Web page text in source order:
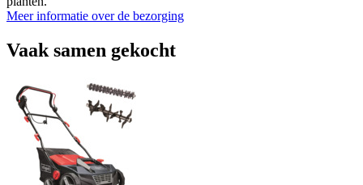
Meer informatie over de bezorging
Vaak samen gekocht